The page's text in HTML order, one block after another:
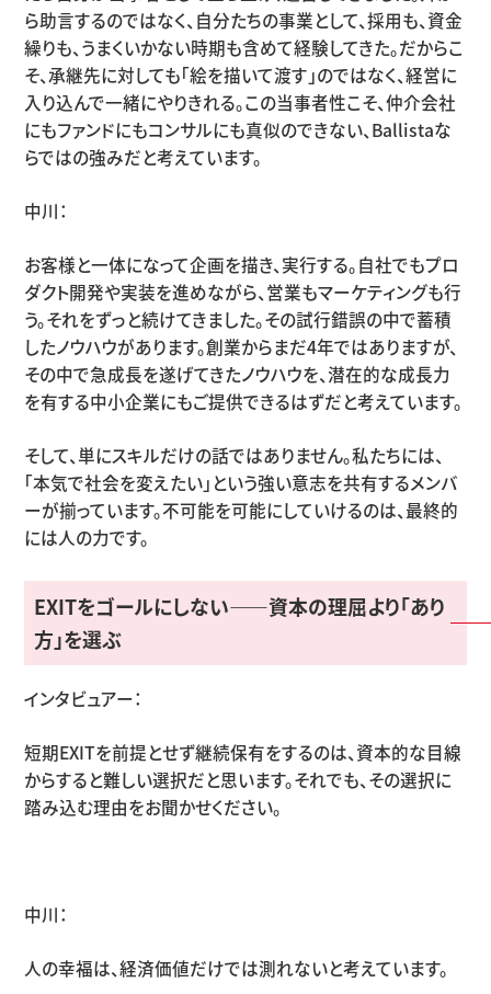
ら助言するのではなく、自分たちの事業として、採用も、資金
繰りも、うまくいかない時期も含めて経験してきた。だからこ
そ、承継先に対しても「絵を描いて渡す」のではなく、経営に
入り込んで一緒にやりきれる。この当事者性こそ、仲介会社
にもファンドにもコンサルにも真似のできない、Ballistaな
らではの強みだと考えています。
中川：
お客様と一体になって企画を描き、実行する。自社でもプロ
ダクト開発や実装を進めながら、営業もマーケティングも行
う。それをずっと続けてきました。その試行錯誤の中で蓄積
したノウハウがあります。創業からまだ4年ではありますが、
その中で急成長を遂げてきたノウハウを、潜在的な成長力
を有する中小企業にもご提供できるはずだと考えています。
そして、単にスキルだけの話ではありません。私たちには、
「本気で社会を変えたい」という強い意志を共有するメンバ
ーが揃っています。不可能を可能にしていけるのは、最終的
には人の力です。
EXITをゴールにしない——資本の理屈より「あり
方」を選ぶ
インタビュアー：
短期EXITを前提とせず継続保有をするのは、資本的な目線
からすると難しい選択だと思います。それでも、その選択に
踏み込む理由をお聞かせください。
中川：
人の幸福は、経済価値だけでは測れないと考えています。